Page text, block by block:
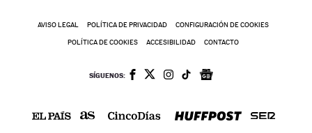
AVISO LEGAL POLÍTICA DE PRIVACIDAD CONFIGURACIÓN DE COOKIES
POLÍTICA DE COOKIES ACCESIBILIDAD CONTACTO
SÍGUENOS: